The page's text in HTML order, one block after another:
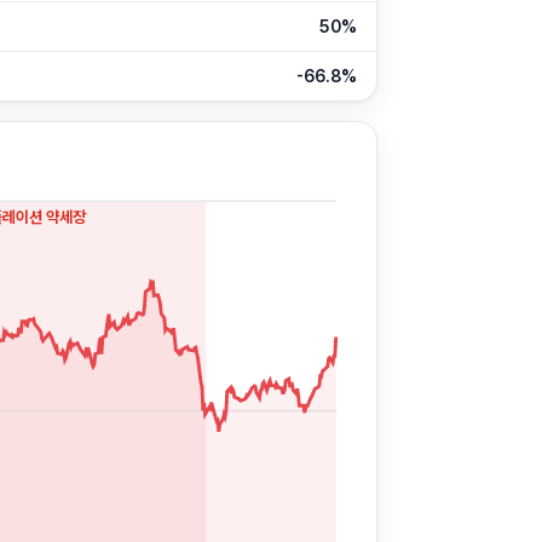
50%
-66.8%
레이션 약세장